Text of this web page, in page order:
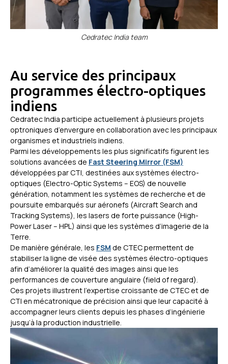
Cedratec India team
Au service des principaux
programmes électro-optiques
indiens
Cedratec India participe actuellement à plusieurs projets
optroniques d’envergure en collaboration avec les principaux
organismes et industriels indiens.
Parmi les développements les plus significatifs figurent les
solutions avancées de Fast Steering Mirror (FSM)
développées par CTI, destinées aux systèmes électro-
optiques (Electro-Optic Systems – EOS) de nouvelle
génération, notamment les systèmes de recherche et de
poursuite embarqués sur aéronefs (Aircraft Search and
Tracking Systems), les lasers de forte puissance (High-
Power Laser – HPL) ainsi que les systèmes d’imagerie de la
Terre.
De manière générale, les FSM de CTEC permettent de
stabiliser la ligne de visée des systèmes électro-optiques
afin d’améliorer la qualité des images ainsi que les
performances de couverture angulaire (field of regard).
Ces projets illustrent l’expertise croissante de CTEC et de
CTI en mécatronique de précision ainsi que leur capacité à
accompagner leurs clients depuis les phases d’ingénierie
jusqu’à la production industrielle.